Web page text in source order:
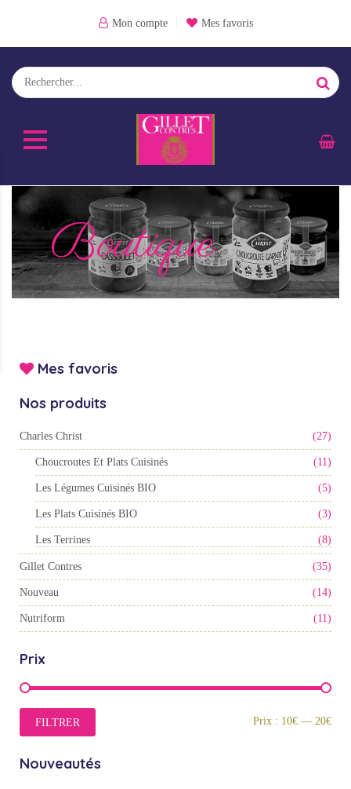
Mon compte Mes favoris
Boutique
Mes favoris
Nos produits
Charles Christ (27)
Choucroutes Et Plats Cuisinés (11)
Les Légumes Cuisinés BIO (5)
Les Plats Cuisinés BIO (3)
Les Terrines (8)
Gillet Contres (35)
Nouveau (14)
Nutriform (11)
Prix
FILTRER Prix : 10€ — 20€
Nouveautés